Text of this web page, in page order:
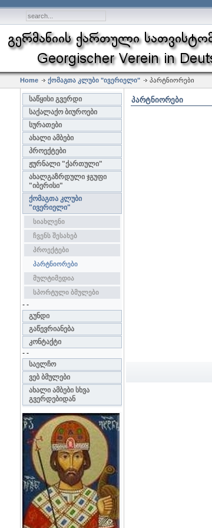
Home ქომაგთა კლუბი "ივერიელი" პარტნიორები
საწყისი გვერდი
საქალაქო ბიუროები
სურათები
ახალი ამბები
პროექტები
ჟურნალი "ქართული"
ახალგაზრდული ჯგუფი
"იბერისი"
ქომაგთა კლუბი
"ივერიელი"
სიახლენი
ჩვენს შესახებ
პროექტები
პარტნიორები
მულტიმედია
სპორტული ბმულები
- -
გუნდი
გაწევრიანება
კონტაქტი
- -
საელჩო
ვებ ბმულები
ახალი ამბები სხვა
გვერდებიდან
ᲞᲐᲠᲢᲜᲘᲝᲠᲔᲑᲘ